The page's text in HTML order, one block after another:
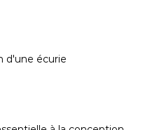
d'une écurie